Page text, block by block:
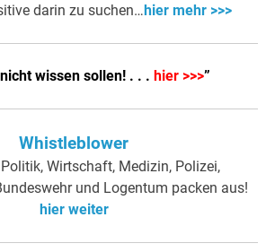
darin zu suchen…hier mehr >>>
wissen sollen! . . . hier >>>”
Whistleblower
Wirtschaft, Medizin, Polizei,
und Logentum packen aus!
hier weiter